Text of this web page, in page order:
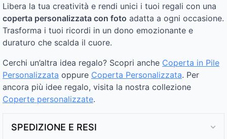
Libera la tua creatività e rendi unici i tuoi regali con una
coperta personalizzata con foto adatta a ogni occasione.
Trasforma i tuoi ricordi in un dono emozionante e
duraturo che scalda il cuore.
Cerchi un’altra idea regalo? Scopri anche Coperta in Pile
Personalizzata oppure Coperta Personalizzata. Per
ancora più idee regalo, visita la nostra collezione
Coperte personalizzate.
SPEDIZIONE E RESI